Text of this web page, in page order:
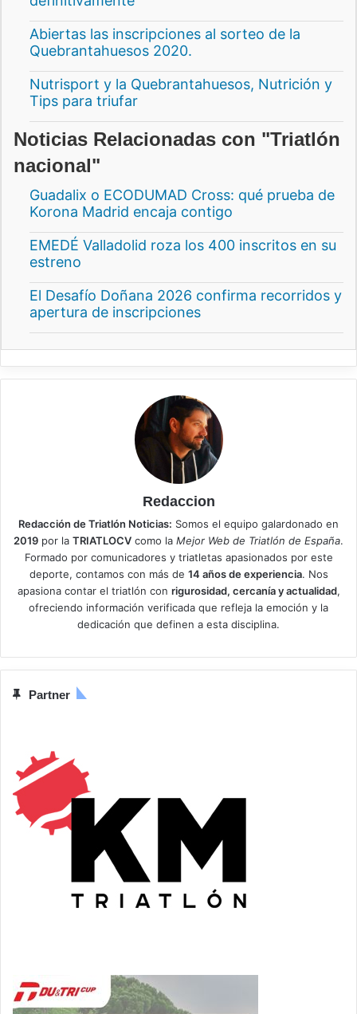
Abiertas las inscripciones al sorteo de la
Quebrantahuesos 2020.
Nutrisport y la Quebrantahuesos, Nutrición y
Tips para triufar
Noticias Relacionadas con "Triatlón
nacional"
Guadalix o ECODUMAD Cross: qué prueba de
Korona Madrid encaja contigo
EMEDÉ Valladolid roza los 400 inscritos en su
estreno
El Desafío Doñana 2026 confirma recorridos y
apertura de inscripciones
Redaccion
Redacción de Triatlón Noticias: Somos el equipo galardonado en
2019 por la TRIATLOCV como la Mejor Web de Triatlón de España.
Formado por comunicadores y triatletas apasionados por este
deporte, contamos con más de 14 años de experiencia. Nos
apasiona contar el triatlón con rigurosidad, cercanía y actualidad,
ofreciendo información verificada que refleja la emoción y la
dedicación que definen a esta disciplina.
Partner